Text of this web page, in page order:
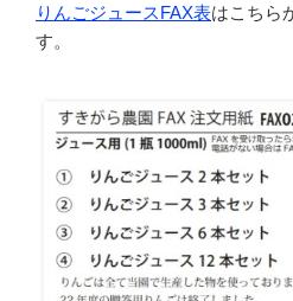
りんごジュースFAX表はこちら
す。